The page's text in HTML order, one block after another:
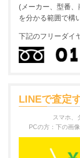
(メーカー、型番
を分かる範囲で構
下記のフリーダイ
LINEで査定
スマホ、
PCの方：下の画